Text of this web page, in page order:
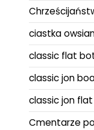
ciastka
classic flat
classic jon
classic jon
Cmentarze